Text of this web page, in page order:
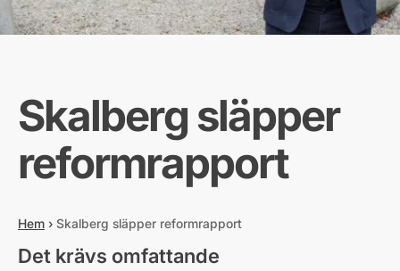
Skalberg släpper
reformrapport
Hem › Skalberg släpper reformrapport
Det krävs omfattande